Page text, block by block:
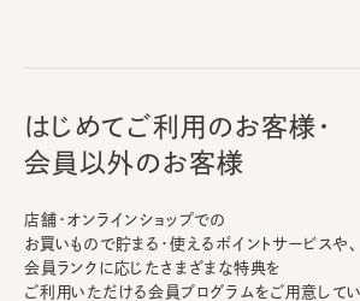
はじめてご利用のお客様・
会員以外のお客様
店舗・オンラインショップでの
お買いもので貯まる・使えるポイントサービスや、
会員ランクに応じたさまざまな特典を
ご利用いただける会員プログラムをご用意してい